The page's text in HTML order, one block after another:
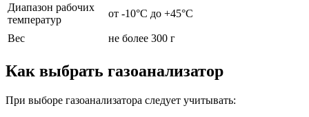
Диапазон рабочих
температур
от -10°C до +45°C
Вес не более 300 г
Как выбрать газоанализатор
При выборе газоанализатора следует учитывать: